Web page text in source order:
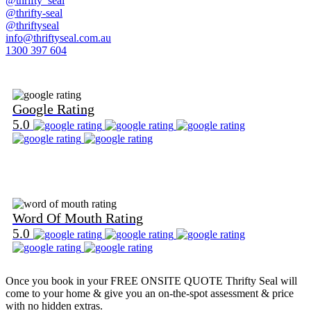
@thrifty-seal
@thriftyseal
info@thriftyseal.com.au
1300 397 604
Google Rating
5.0
Word Of Mouth Rating
5.0
Once you book in yourFREE ONSITE QUOTE Thrifty Seal will
come to your home & give you an on-the-spot assessment & price
with no hidden extras.